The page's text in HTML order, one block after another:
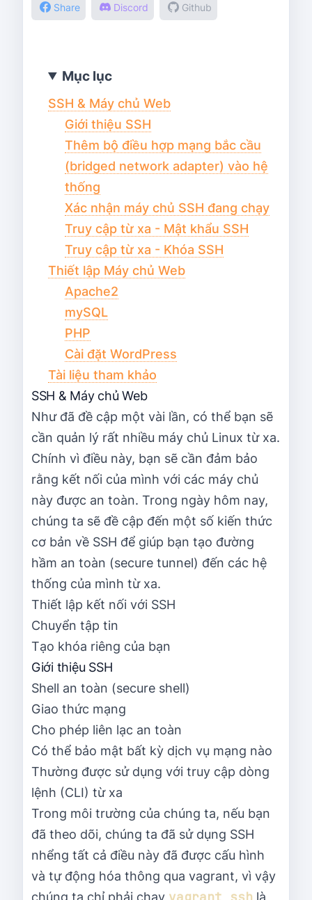
Share Discord Github
Mục lục
SSH & Máy chủ Web
Giới thiệu SSH
Thêm bộ điều hợp mạng bắc cầu
(bridged network adapter) vào hệ
thống
Xác nhận máy chủ SSH đang chạy
Truy cập từ xa - Mật khẩu SSH
Truy cập từ xa - Khóa SSH
Thiết lập Máy chủ Web
Apache2
mySQL
PHP
Cài đặt WordPress
Tài liệu tham khảo
SSH & Máy chủ Web
Như đã đề cập một vài lần, có thể bạn sẽ
cần quản lý rất nhiều máy chủ Linux từ xa.
Chính vì điều này, bạn sẽ cần đảm bảo
rằng kết nối của mình với các máy chủ
này được an toàn. Trong ngày hôm nay,
chúng ta sẽ đề cập đến một số kiến ​​thức
cơ bản về SSH để giúp bạn tạo đường
hầm an toàn (secure tunnel) đến các hệ
thống của mình từ xa.
Thiết lập kết nối với SSH
Chuyển tập tin
Tạo khóa riêng của bạn
Giới thiệu SSH
Shell an toàn (secure shell)
Giao thức mạng
Cho phép liên lạc an toàn
Có thể bảo mật bất kỳ dịch vụ mạng nào
Thường được sử dụng với truy cập dòng
lệnh (CLI) từ xa
Trong môi trường của chúng ta, nếu bạn
đã theo dõi, chúng ta đã sử dụng SSH
nhểng tất cả điều này đã được cấu hình
và tự động hóa thông qua vagrant, vì vậy
chúng ta chỉ phải chạy vagrant ssh là